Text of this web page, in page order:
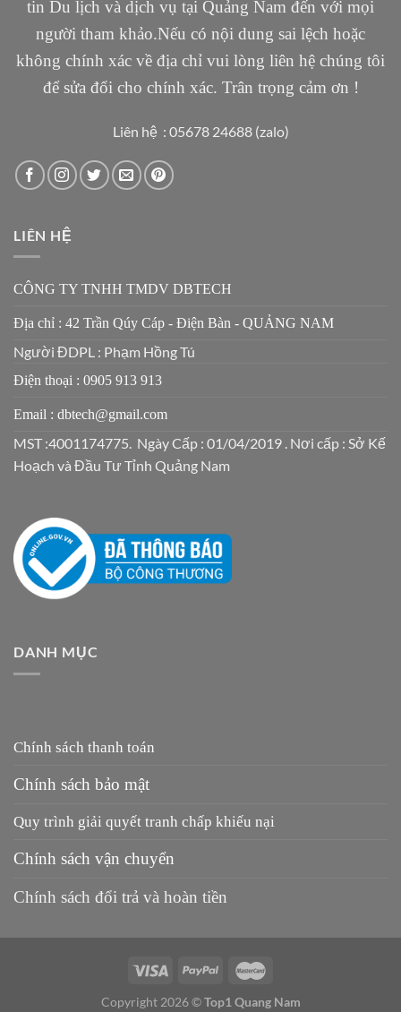
tin Du lịch và dịch vụ tại Quảng Nam đến với mọi
người tham khảo.Nếu có nội dung sai lệch hoặc
không chính xác về địa chỉ vui lòng liên hệ chúng tôi
để sửa đổi cho chính xác. Trân trọng cảm ơn !
Liên hệ : 05678 24688 (zalo)
LIÊN HỆ
CÔNG TY TNHH TMDV DBTECH
Địa chỉ : 42 Trần Qúy Cáp - Điện Bàn - QUẢNG NAM
Người ĐDPL : Phạm Hồng Tú
Điện thoại : 0905 913 913
Email : dbtech@gmail.com
MST :4001174775. Ngày Cấp : 01/04/2019 . Nơi cấp : Sở Kế
Hoạch và Đầu Tư Tỉnh Quảng Nam
DANH MỤC
Chính sách thanh toán
Chính sách bảo mật
Quy trình giải quyết tranh chấp khiếu nại
Chính sách vận chuyển
Chính sách đổi trả và hoàn tiền
Copyright 2026 ©Top1 Quang Nam